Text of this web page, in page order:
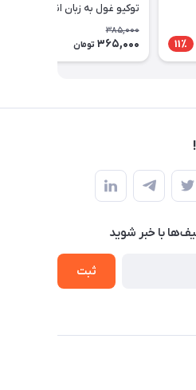
11٪
جلدی
385,000
365,000 تومان
با‌ خبر شوید
ثبت